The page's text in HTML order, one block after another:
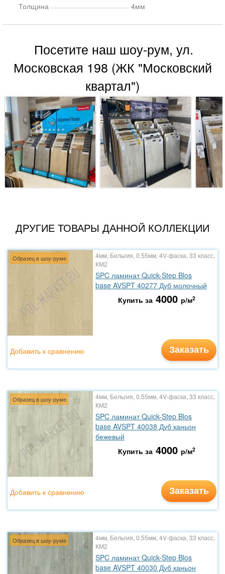
Толщина 4мм
Посетите наш шоу-рум, ул.
Московская 198 (ЖК "Московский
квартал")
ДРУГИЕ ТОВАРЫ ДАННОЙ КОЛЛЕКЦИИ
Образец в шоу-руме
4мм, Бельгия, 0.55мм, 4V-фаска, 33 класс,
КМ2
SPC ламинат Quick-Step Blos
base AVSPT 40277 Дуб молочный
Купить за 4000 р/м2
Заказать
Добавить к сравнению
Образец в шоу-руме
4мм, Бельгия, 0.55мм, 4V-фаска, 33 класс,
КМ2
SPC ламинат Quick-Step Blos
base AVSPT 40038 Дуб каньон
бежевый
Купить за 4000 р/м2
Заказать
Добавить к сравнению
Образец в шоу-руме
4мм, Бельгия, 0.55мм, 4V-фаска, 33 класс,
КМ2
SPC ламинат Quick-Step Blos
base AVSPT 40030 Дуб каньон